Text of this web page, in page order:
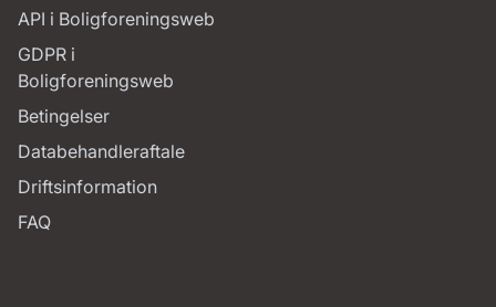
API i Boligforeningsweb
GDPR i
Boligforeningsweb
Betingelser
Databehandleraftale
Driftsinformation
FAQ